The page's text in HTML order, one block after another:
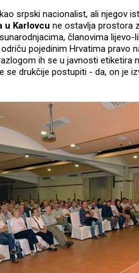
srpski nacionalist, ali njegov
u Karlovcu ne ostavlja prostora
članovima lijevo-
pojedinim Hrvatima pravo
ih se u javnosti etiketira
se drukčije postupiti - da, on je